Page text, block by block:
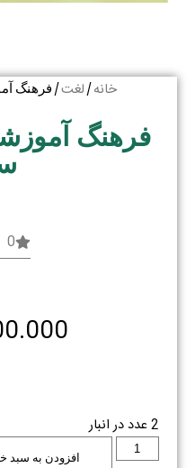
خانه/ لغت/ فرهنگ
فرهنگ
0
2 عدد در انبار
افزودن به سبد